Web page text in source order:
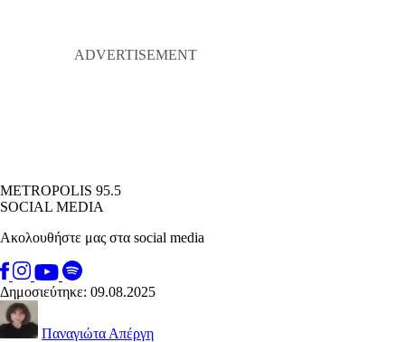
METROPOLIS 95.5
SOCIAL MEDIA
Ακολουθήστε μας στα social media
Δημοσιεύτηκε: 09.08.2025
Παναγιώτα Απέργη